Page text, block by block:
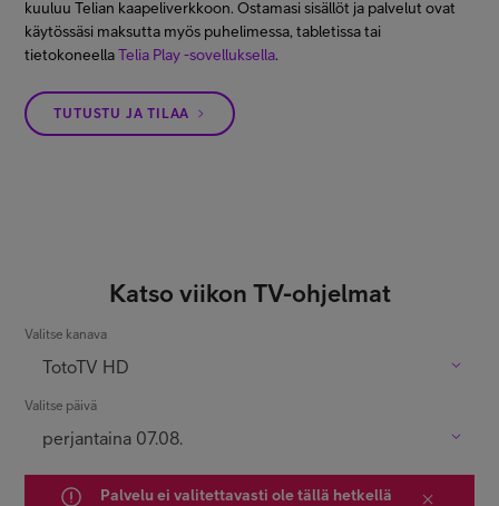
kuuluu Telian kaapeliverkkoon. Ostamasi sisällöt ja palvelut ovat
käytössäsi maksutta myös puhelimessa, tabletissa tai
tietokoneellaTelia Play -sovelluksella.
TUTUSTU JA TILAA
Katso viikon TV-ohjelmat
TotoTV
Valitse kanava
TotoTV HD
Valitse päivä
perjantaina 07.08.
Palvelu ei valitettavasti ole tällä hetkellä